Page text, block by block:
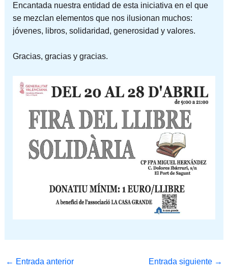
Encantada nuestra entidad de esta iniciativa en el que
se mezclan elementos que nos ilusionan muchos:
jóvenes, libros, solidaridad, generosidad y valores.
Gracias, gracias y gracias.
← Entrada anterior Entrada siguiente →